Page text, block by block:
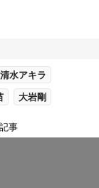
清水アキラ
大岩剛
記事